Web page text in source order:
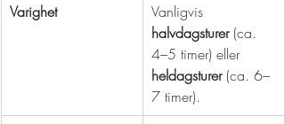
Varighet
Vanligvis
halvdagsturer (ca.
4–5 timer) eller
heldagsturer (ca. 6–
7 timer).